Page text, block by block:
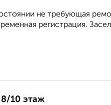
не требующая
регистрация.
8/10 этаж